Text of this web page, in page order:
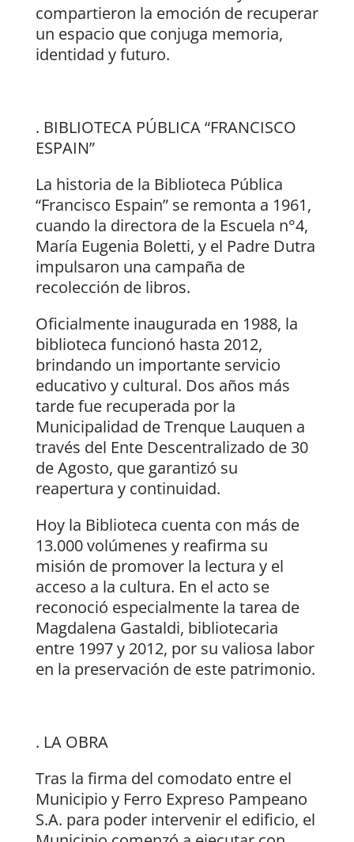
compartieron la emoción de recuperar
un espacio que conjuga memoria,
identidad y futuro.
. BIBLIOTECA PÚBLICA “FRANCISCO
ESPAIN”
La historia de la Biblioteca Pública
“Francisco Espain” se remonta a 1961,
cuando la directora de la Escuela n°4,
María Eugenia Boletti, y el Padre Dutra
impulsaron una campaña de
recolección de libros.
Oficialmente inaugurada en 1988, la
biblioteca funcionó hasta 2012,
brindando un importante servicio
educativo y cultural. Dos años más
tarde fue recuperada por la
Municipalidad de Trenque Lauquen a
través del Ente Descentralizado de 30
de Agosto, que garantizó su
reapertura y continuidad.
Hoy la Biblioteca cuenta con más de
13.000 volúmenes y reafirma su
misión de promover la lectura y el
acceso a la cultura. En el acto se
reconoció especialmente la tarea de
Magdalena Gastaldi, bibliotecaria
entre 1997 y 2012, por su valiosa labor
en la preservación de este patrimonio.
. LA OBRA
Tras la firma del comodato entre el
Municipio y Ferro Expreso Pampeano
S.A. para poder intervenir el edificio, el